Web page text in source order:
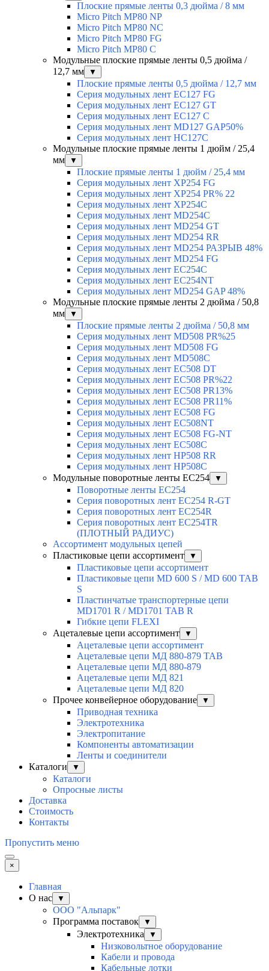
Плоские прямые ленты 0,3 дюйма / 8 мм
Micro Pitch MP80 NP
Micro Pitch MP80 NС
Micro Pitch MP80 FG
Micro Pitch MP80 С
Модульные плоские прямые ленты 0,5 дюйма /
12,7 мм
▼
Плоские прямые ленты 0,5 дюйма / 12,7 мм
Серия модульных лент EC127 FG
Серия модульных лент EC127 GT
Серия модульных лент EC127 С
Серия модульных лент MD127 GAP50%
Серия модульных лент HC127C
Модульные плоские прямые ленты 1 дюйм / 25,4
мм
▼
Плоские прямые ленты 1 дюйм / 25,4 мм
Серия модульных лент XP254 FG
Серия модульных лент XP254 PR% 22
Серия модульных лент XP254C
Серия модульных лент MD254C
Серия модульных лент MD254 GT
Серия модульных лент MD254 RR
Серия модульных лент MD254 РАЗРЫВ 48%
Серия модульных лент MD254 FG
Серия модульных лент EC254C
Серия модульных лент EC254NT
Серия модульных лент MD254 GAP 48%
Модульные плоские прямые ленты 2 дюйма / 50,8
мм
▼
Плоские прямые ленты 2 дюйма / 50,8 мм
Серия модульных лент MD508 PR%25
Серия модульных лент MD508 FG
Серия модульных лент MD508C
Серия модульных лент EC508 DT
Серия модульных лент EC508 PR%22
Серия модульных лент EC508 PR13%
Серия модульных лент EC508 PR11%
Серия модульных лент EC508 FG
Серия модульных лент EC508NT
Серия модульных лент EC508 FG-NT
Серия модульных лент EC508C
Серия модульных лент HP508 RR
Серия модульных лент HP508C
Модульные поворотные ленты EC254
▼
Поворотные ленты EC254
Серия поворотных лент EC254 R-GT
Серия поворотных лент EC254R
Серия поворотных лент EC254TR
(ПЛОТНЫЙ РАДИУС)
Ассортимент модульных цепей
Пластиковые цепи ассортимент
▼
Пластиковые цепи ассортимент
Пластиковые цепи MD 600 S / MD 600 TAB
S
Пластинчатые транспортерные цепи
MD1701 R / MD1701 TAB R
Гибкие цепи FLEXI
Ацеталевые цепи ассортимент
▼
Ацеталевые цепи ассортимент
Ацеталевые цепи МД 880-879 ТАВ
Ацеталевые цепи МД 880-879
Ацеталевые цепи МД 821
Ацеталевые цепи МД 820
Прочее конвейерное оборудование
▼
Приводная техника
Электротехника
Электропитание
Компоненты автоматизации
Ленты и соединители
Каталоги
▼
Каталоги
Опросные листы
Доставка
Стоимость
Контакты
Пропустить меню
×
Главная
О нас
▼
ООО "Альпарк"
Программа поставок
▼
Электротехника ▼
Низковольтное оборудование
Кабели и провода
Кабельные лотки